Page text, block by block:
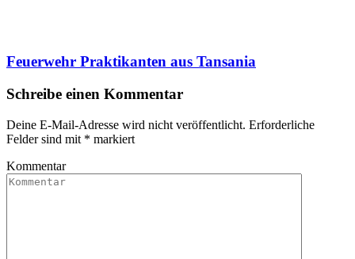
Feuerwehr Praktikanten aus Tansania
Schreibe einen Kommentar
Deine E-Mail-Adresse wird nicht veröffentlicht. Erforderliche
Felder sind mit * markiert
Kommentar